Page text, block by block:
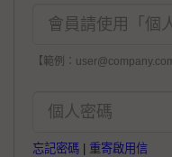
【範例：
忘記密碼 重寄啟用信